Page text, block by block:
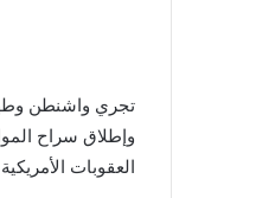
تجري واشنطن
وإطلاق سراح
العقوبات الأمريكية المرتبطة